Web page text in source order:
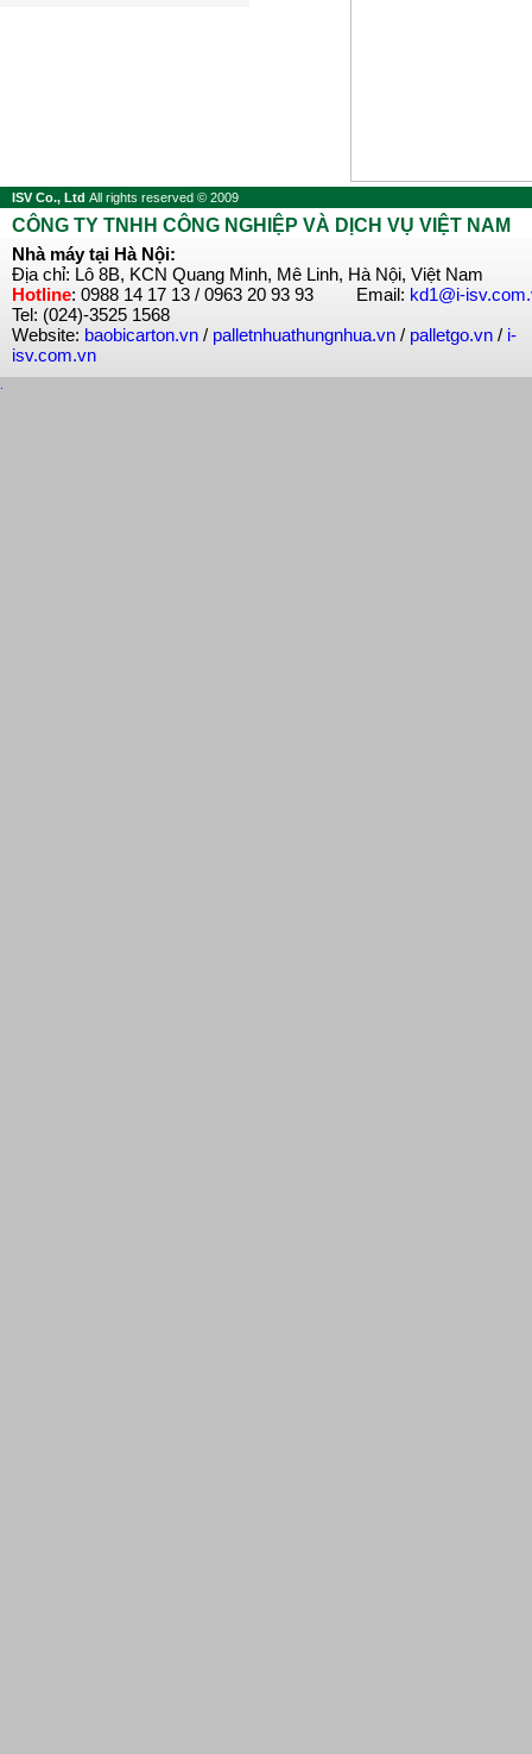
ISV Co., Ltd All rights reserved © 2009
CÔNG TY TNHH CÔNG NGHIỆP VÀ DỊCH VỤ VIỆT NAM
Nhà máy tại Hà Nội:
Địa chỉ: Lô 8B, KCN Quang Minh, Mê Linh, Hà Nội, Việt Nam
Hotline: 0988 14 17 13 / 0963 20 93 93 Email: kd1@i-
Tel: (024)-3525 1568
Website: baobicarton.vn / palletnhuathungnhua.vn / palletgo.vn / i-
isv.com.vn